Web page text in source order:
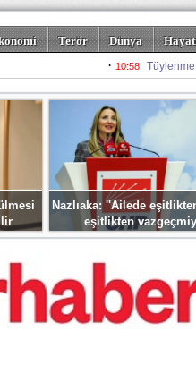
Terör Dünya
Spor Misafir
Nazlıaka: ''Ailede
eşitlikten